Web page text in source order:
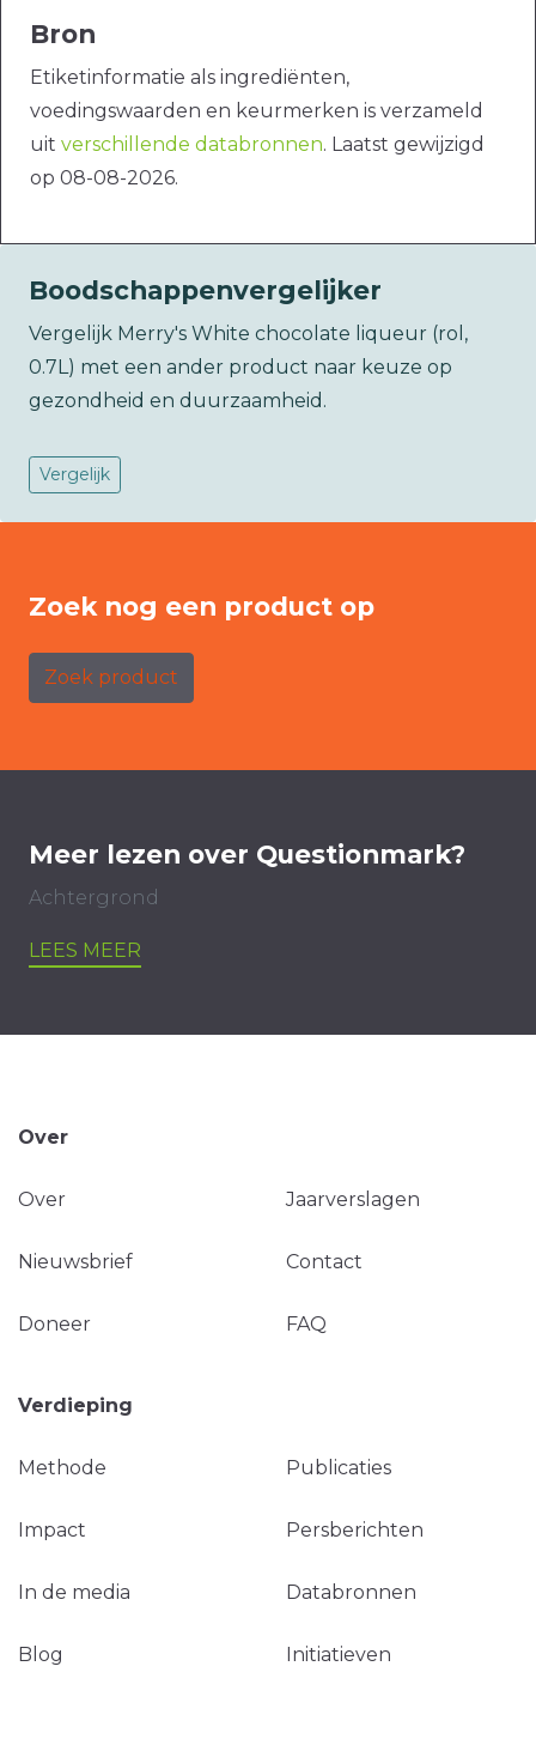
Bron
Etiketinformatie als ingrediënten,
voedingswaarden en keurmerken is verzameld
uit verschillende databronnen. Laatst gewijzigd
op 08-08-2026.
Boodschappenvergelijker
Vergelijk Merry's White chocolate liqueur (rol,
0.7L) met een ander product naar keuze op
gezondheid en duurzaamheid.
Vergelijk
Zoek nog een product op
Zoek product
Meer lezen over Questionmark?
Achtergrond
LEES MEER
Over
Over Jaarverslagen
Nieuwsbrief Contact
Doneer FAQ
Verdieping
Methode Publicaties
Impact Persberichten
In de media Databronnen
Blog Initiatieven